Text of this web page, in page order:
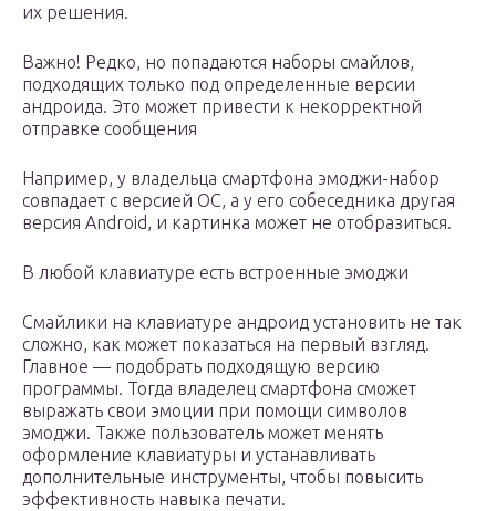
их решения.
Важно! Редко, но попадаются наборы смайлов,
подходящих только под определенные версии
андроида. Это может привести к некорректной
отправке сообщения
Например, у владельца смартфона эмоджи-набор
совпадает с версией ОС, а у его собеседника другая
версия Android, и картинка может не отобразиться.
В любой клавиатуре есть встроенные эмоджи
Смайлики на клавиатуре андроид установить не так
сложно, как может показаться на первый взгляд.
Главное — подобрать подходящую версию
программы. Тогда владелец смартфона сможет
выражать свои эмоции при помощи символов
эмоджи. Также пользователь может менять
оформление клавиатуры и устанавливать
дополнительные инструменты, чтобы повысить
эффективность навыка печати.